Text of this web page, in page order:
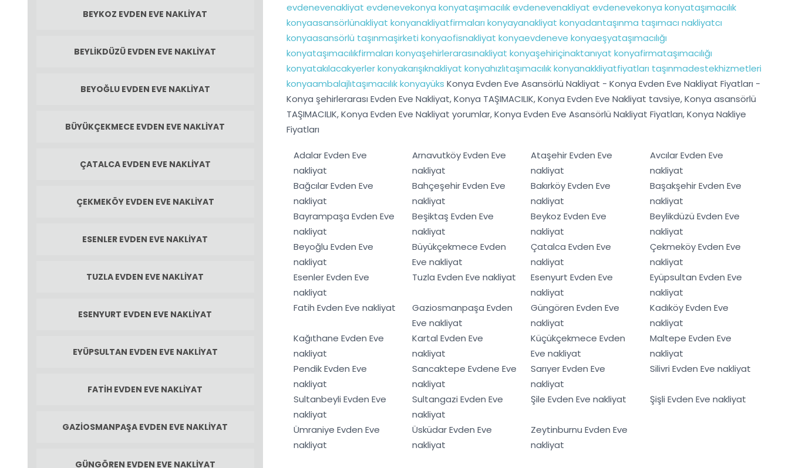
evdenevenakliyat evdenevekonya konyataşımacılıkevdenevenakliyat evdenevekonya konyataşımacılık
konyaasansörlünakliyat konyanakliyatfirmaları konyayanakliyat konyadantaşınma taşımacı nakliyatcı
konyaasansörlü taşınmaşirketi konyaofisnakliyat konyaevdeneve konyaeşyataşımacılığı
konyataşımacılıkfirmaları konyaşehirlerarasınakliyat konyaşehiriçinaktanıyat konyafirmataşımacılığı
konyatakılacakyerlerkonyakarışıknakliyat konyahızlıtaşımacılıkkonyanakkliyatfiyatları taşınmadestekhizmetleri
konyaambalajlıtaşımacılıkkonyayüks Konya Evden Eve Asansörlü Nakliyat - Konya Evden Eve Nakliyat Fiyatları -
Konya şehirlerarası Evden Eve Nakliyat, Konya TAŞIMACILIK, Konya Evden Eve Nakliyat tavsiye, Konya asansörlü
TAŞIMACILIK, Konya Evden Eve Nakliyat yorumlar, Konya Evden Eve Asansörlü Nakliyat Fiyatları, Konya Nakliye
Fiyatları
Adalar Evden Eve
nakliyat
Arnavutköy Evden Eve
nakliyat
Ataşehir Evden Eve
nakliyat
Avcılar Evden Eve
nakliyat
Bağcılar Evden Eve
nakliyat
Bahçeşehir Evden Eve
nakliyat
Bakırköy Evden Eve
nakliyat
Başakşehir Evden Eve
nakliyat
Bayrampaşa Evden Eve
nakliyat
Beşiktaş Evden Eve
nakliyat
Beykoz Evden Eve
nakliyat
Beylikdüzü Evden Eve
nakliyat
Beyoğlu Evden Eve
nakliyat
Büyükçekmece Evden
Eve nakliyat
Çatalca Evden Eve
nakliyat
Çekmeköy Evden Eve
nakliyat
Esenler Evden Eve
nakliyat
Tuzla Evden Eve nakliyat
Esenyurt Evden Eve
nakliyat
Eyüpsultan Evden Eve
nakliyat
Fatih Evden Eve nakliyat
Gaziosmanpaşa Evden
Eve nakliyat
Güngören Evden Eve
nakliyat
Kadıköy Evden Eve
nakliyat
Kağıthane Evden Eve
nakliyat
Kartal Evden Eve
nakliyat
Küçükçekmece Evden
Eve nakliyat
Maltepe Evden Eve
nakliyat
Pendik Evden Eve
nakliyat
Sancaktepe Evdene Eve
nakliyat
Sarıyer Evden Eve
nakliyat
Silivri Evden Eve nakliyat
Sultanbeyli Evden Eve
nakliyat
Sultangazi Evden Eve
nakliyat
Şile Evden Eve nakliyat Şişli Evden Eve nakliyat
Ümraniye Evden Eve
nakliyat
Üsküdar Evden Eve
nakliyat
Zeytinburnu Evden Eve
nakliyat
BEYKOZ EVDEN EVE NAKLIYAT
BEYLIKDÜZÜ EVDEN EVE NAKLIYAT
BEYOĞLU EVDEN EVE NAKLIYAT
BÜYÜKÇEKMECE EVDEN EVE NAKLIYAT
ÇATALCA EVDEN EVE NAKLIYAT
ÇEKMEKÖY EVDEN EVE NAKLIYAT
ESENLER EVDEN EVE NAKLIYAT
TUZLA EVDEN EVE NAKLIYAT
ESENYURT EVDEN EVE NAKLIYAT
EYÜPSULTAN EVDEN EVE NAKLIYAT
FATIH EVDEN EVE NAKLIYAT
GAZIOSMANPAŞA EVDEN EVE NAKLIYAT
GÜNGÖREN EVDEN EVE NAKLIYAT